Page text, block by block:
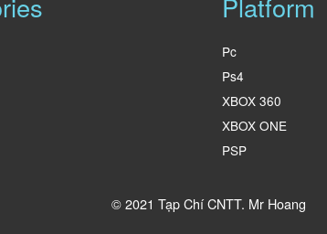
Pc
Ps4
XBOX 360
XBOX ONE
PSP
© 2021 Tạp Chí CNTT. Mr Hoang